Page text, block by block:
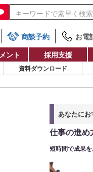
商談予約
お電
ント 採用支援
資料ダウンロード
あなたに
仕事の進め
短時間で成果